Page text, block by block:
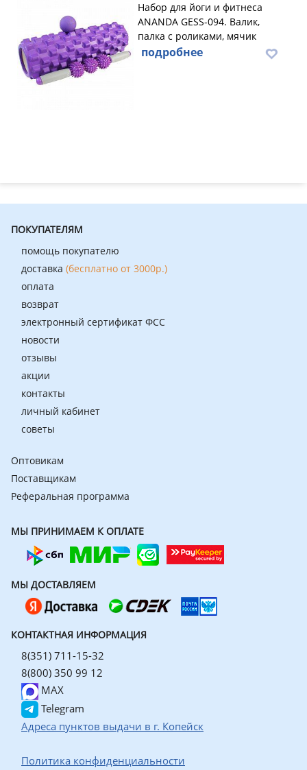
Набор для йоги и фитнеса
ANANDA GESS-094. Валик,
палка с роликами, мячик
подробнее
ПОКУПАТЕЛЯМ
помощь покупателю
доставка (бесплатно от 3000р.)
оплата
возврат
электронный сертификат ФСС
новости
отзывы
акции
контакты
личный кабинет
советы
Оптовикам
Поставщикам
Реферальная программа
МЫ ПРИНИМАЕМ К ОПЛАТЕ
МЫ ДОСТАВЛЯЕМ
КОНТАКТНАЯ ИНФОРМАЦИЯ
8(351) 711-15-32
8(800) 350 99 12
MAX
Telegram
Адреса пунктов выдачи в г. Копейск
Политика конфиденциальности